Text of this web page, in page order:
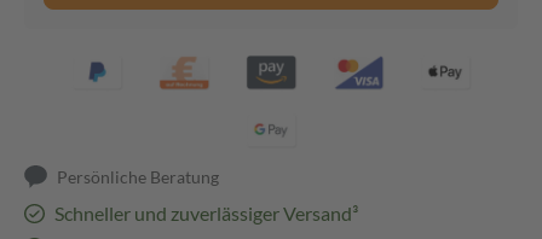
Persönliche Beratung
Schneller und zuverlässiger Versand³